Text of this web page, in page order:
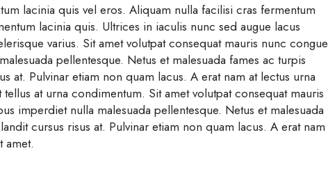
lacinia quis vel eros. Aliquam nulla facilisi cras fermentum
lacinia quis. Ultrices in iaculis nunc sed augue lacus
varius. Sit amet volutpat consequat mauris nunc congue
pellentesque. Netus et malesuada fames ac turpis
at. Pulvinar etiam non quam lacus. A erat nam at lectus urna
at urna condimentum. Sit amet volutpat consequat mauris
imperdiet nulla malesuada pellentesque. Netus et malesuada
cursus risus at. Pulvinar etiam non quam lacus. A erat nam
amet.